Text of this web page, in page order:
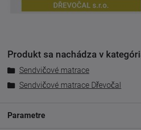
Produkt sa nachádza v
Sendvičové matrace
Sendvičové matrace Dřevočal
Parametre